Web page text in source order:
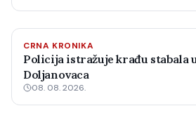
CRNA KRONIKA
Policija istražuje krađu stabala
Doljanovaca
08. 08. 2026.